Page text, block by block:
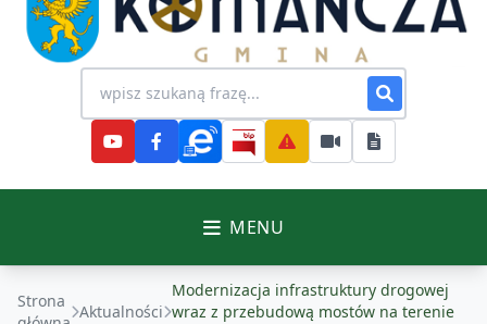
Wyszukiwanie na stronie
MENU
Strona
Aktualności
Modernizacja infrastruktury drogowej
wraz z przebudową mostów na terenie